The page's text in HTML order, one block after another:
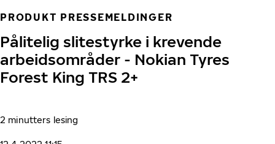
PRODUKT PRESSEMELDINGER
Pålitelig slitestyrke i krevende
arbeidsområder - Nokian Tyres
Forest King TRS 2+
2 minutters lesing